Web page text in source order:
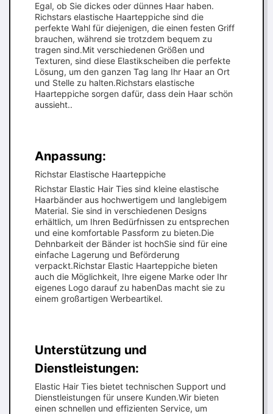
Egal, ob Sie dickes oder dünnes Haar haben.
Richstars elastische Haarteppiche sind die
perfekte Wahl für diejenigen, die einen festen Griff
brauchen, während sie trotzdem bequem zu
tragen sind.Mit verschiedenen Größen und
Texturen, sind diese Elastikscheiben die perfekte
Lösung, um den ganzen Tag lang Ihr Haar an Ort
und Stelle zu halten.Richstars elastische
Haarteppiche sorgen dafür, dass dein Haar schön
aussieht..
Anpassung:
Richstar Elastische Haarteppiche
Richstar Elastic Hair Ties sind kleine elastische
Haarbänder aus hochwertigem und langlebigem
Material. Sie sind in verschiedenen Designs
erhältlich, um Ihren Bedürfnissen zu entsprechen
und eine komfortable Passform zu bieten.Die
Dehnbarkeit der Bänder ist hochSie sind für eine
einfache Lagerung und Beförderung
verpackt.Richstar Elastic Haarteppiche bieten
auch die Möglichkeit, Ihre eigene Marke oder Ihr
eigenes Logo darauf zu habenDas macht sie zu
einem großartigen Werbeartikel.
Unterstützung und
Dienstleistungen:
Elastic Hair Ties bietet technischen Support und
Dienstleistungen für unsere Kunden.Wir bieten
einen schnellen und effizienten Service, um